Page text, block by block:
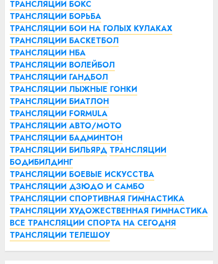
ТРАНСЛЯЦИИ БОКС
ТРАНСЛЯЦИИ БОРЬБА
ТРАНСЛЯЦИИ БОИ НА ГОЛЫХ КУЛАКАХ
ТРАНСЛЯЦИИ БАСКЕТБОЛ
ТРАНСЛЯЦИИ НБА
ТРАНСЛЯЦИИ ВОЛЕЙБОЛ
ТРАНСЛЯЦИИ ГАНДБОЛ
ТРАНСЛЯЦИИ ЛЫЖНЫЕ ГОНКИ
ТРАНСЛЯЦИИ БИАТЛОН
ТРАНСЛЯЦИИ FORMULA
ТРАНСЛЯЦИИ АВТО/МОТО
ТРАНСЛЯЦИИ БАДМИНТОН
ТРАНСЛЯЦИИ БИЛЬЯРД ТРАНСЛЯЦИИ
БОДИБИЛДИНГ
ТРАНСЛЯЦИИ БОЕВЫЕ ИСКУССТВА
ТРАНСЛЯЦИИ ДЗЮДО И САМБО
ТРАНСЛЯЦИИ СПОРТИВНАЯ ГИМНАСТИКА
ТРАНСЛЯЦИИ ХУДОЖЕСТВЕННАЯ ГИМНАСТИКА
ВСЕ ТРАНСЛЯЦИИ СПОРТА НА СЕГОДНЯ
ТРАНСЛЯЦИИ ТЕЛЕШОУ